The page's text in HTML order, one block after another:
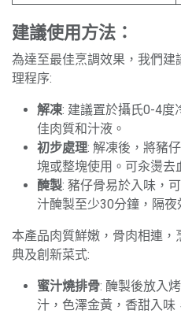
建議使用方法：
為達至最佳烹調效果，我們
理程序:
解凍: 建議置於攝氏0-4度
佳肉質和汁液。
初步處理: 解凍後，將豬
塊或整塊使用。可汆燙去
醃製: 豬仔骨易於入味，
汁醃製至少30分鐘，隔夜
本產品肉質鮮嫩，骨肉相連
典及創新菜式:
蜜汁燒排骨: 醃製後放入
汁，色澤金黃，香甜入